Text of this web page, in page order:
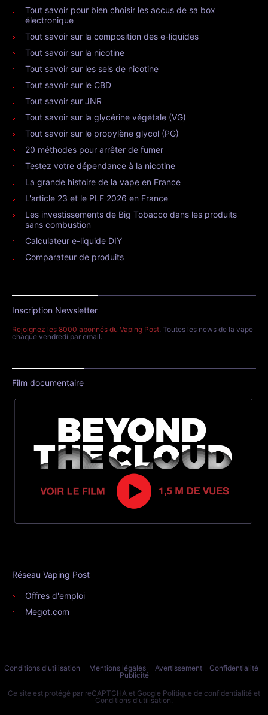
Tout savoir pour bien choisir les accus de sa box
électronique
Tout savoir sur la composition des e-liquides
Tout savoir sur la nicotine
Tout savoir sur les sels de nicotine
Tout savoir sur le CBD
Tout savoir sur JNR
Tout savoir sur la glycérine végétale (VG)
Tout savoir sur le propylène glycol (PG)
20 méthodes pour arrêter de fumer
Testez votre dépendance à la nicotine
La grande histoire de la vape en France
L'article 23 et le PLF 2026 en France
Les investissements de Big Tobacco dans les produits
sans combustion
Calculateur e-liquide DIY
Comparateur de produits
Inscription Newsletter
Rejoignez les 8000 abonnés du Vaping Post. Toutes les news de la vape
chaque vendredi par email.
Film documentaire
Réseau Vaping Post
Offres d'emploi
Megot.com
Conditions d'utilisation Mentions légales Avertissement
Confidentialité
Publicité
Ce site est protégé par reCAPTCHA et Google Politique de confidentialité et
Conditions d'utilisation.